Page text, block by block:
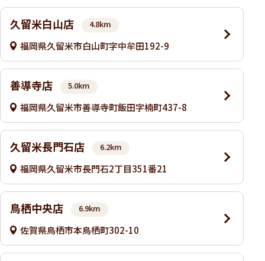
久留米白山店 4.8km
福岡県久留米市白山町字中牟田192-9
善導寺店 5.0km
福岡県久留米市善導寺町飯田字楠町437-8
久留米長門石店 6.2km
福岡県久留米市長門石2丁目351番21
鳥栖中央店 6.9km
佐賀県鳥栖市本鳥栖町302-10